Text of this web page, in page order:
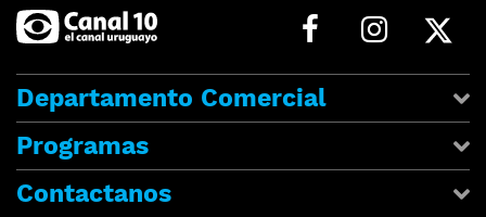
Departamento Comercial
Programas
Contactanos